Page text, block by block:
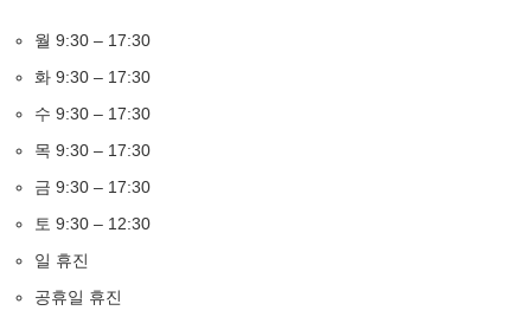
월 9:30 – 17:30
화 9:30 – 17:30
수 9:30 – 17:30
목 9:30 – 17:30
금 9:30 – 17:30
토 9:30 – 12:30
일 휴진
공휴일 휴진